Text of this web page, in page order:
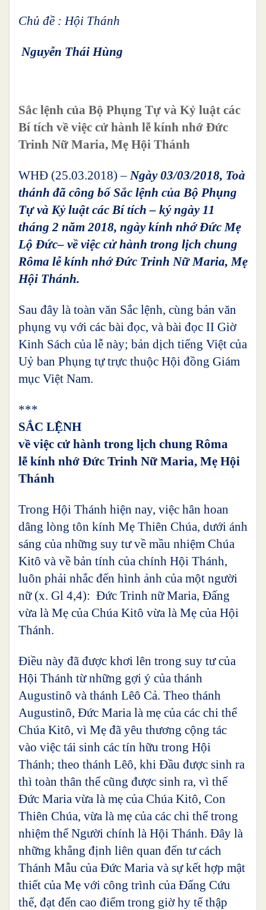
Chủ đề : Hội Thánh
Nguyễn Thái Hùng
Sắc lệnh của Bộ Phụng Tự và Kỷ luật các
Bí tích về việc cử hành lễ kính nhớ Đức
Trinh Nữ Maria, Mẹ Hội Thánh
WHĐ (25.03.2018) – Ngày 03/03/2018, Toà
thánh đã công bố Sắc lệnh của Bộ Phụng
Tự và Kỷ luật các Bí tích – ký ngày 11
tháng 2 năm 2018, ngày kính nhớ Đức Mẹ
Lộ Đức– về việc cử hành trong lịch chung
Rôma lễ kính nhớ Đức Trinh Nữ Maria, Mẹ
Hội Thánh.
Sau đây là toàn văn Sắc lệnh, cùng bản văn
phụng vụ với các bài đọc, và bài đọc II Giờ
Kinh Sách của lễ này; bản dịch tiếng Việt của
Uỷ ban Phụng tự trực thuộc Hội đồng Giám
mục Việt Nam.
***
SẮC LỆNH
về việc cử hành trong lịch chung Rôma
lễ kính nhớ Đức Trinh Nữ Maria, Mẹ Hội
Thánh
Trong Hội Thánh hiện nay, việc hân hoan
dâng lòng tôn kính Mẹ Thiên Chúa, dưới ánh
sáng của những suy tư về mầu nhiệm Chúa
Kitô và về bản tính của chính Hội Thánh,
luôn phải nhắc đến hình ảnh của một người
nữ (x. Gl 4,4): Đức Trinh nữ Maria, Đấng
vừa là Mẹ của Chúa Kitô vừa là Mẹ của Hội
Thánh.
Điều này đã được khơi lên trong suy tư của
Hội Thánh từ những gợi ý của thánh
Augustinô và thánh Lêô Cả. Theo thánh
Augustinô, Đức Maria là mẹ của các chi thể
Chúa Kitô, vì Mẹ đã yêu thương cộng tác
vào việc tái sinh các tín hữu trong Hội
Thánh; theo thánh Lêô, khi Đầu được sinh ra
thì toàn thân thể cũng được sinh ra, vì thế
Đức Maria vừa là mẹ của Chúa Kitô, Con
Thiên Chúa, vừa là mẹ của các chi thể trong
nhiệm thể Người chính là Hội Thánh. Đây là
những khẳng định liên quan đến tư cách
Thánh Mẫu của Đức Maria và sự kết hợp mật
thiết của Mẹ với công trình của Đấng Cứu
thế, đạt đến cao điểm trong giờ hy tế thập